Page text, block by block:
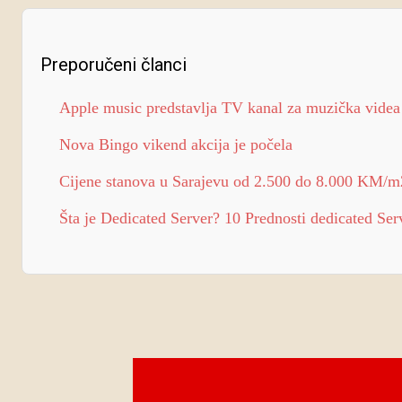
Preporučeni članci
Apple music predstavlja TV kanal za muzička videa
Nova Bingo vikend akcija je počela
Cijene stanova u Sarajevu od 2.500 do 8.000 KM/
Šta je Dedicated Server? 10 Prednosti dedicated